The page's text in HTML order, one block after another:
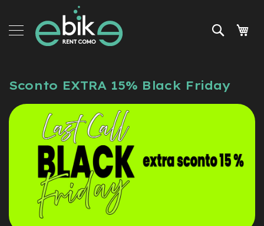
Content
Search
Bike
Rent
services
Accessories
Sconto EXTRA 15% Black Friday